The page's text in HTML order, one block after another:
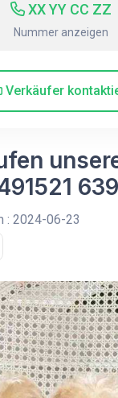
XX YY CC ZZ
Nummer anzeigen
Verkäufer
: 2024-06-23